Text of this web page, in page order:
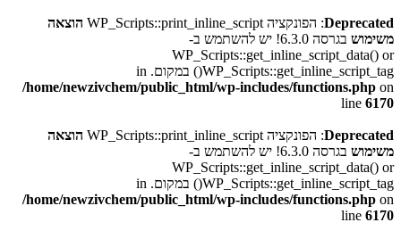
Deprecated: הפונקציה WP_Scripts::print_inline_script
הוצאה
משימוש
בגרסה 6.3.0! יש להשתמש ב-
WP_Scripts::get_inline_script_data() or
WP_Scripts::get_inline_script_tag() במקום. in
/home/newzivchem/public_html/wp-includes/functions.php on
line 6170
Deprecated: הפונקציה WP_Scripts::print_inline_script
הוצאה
משימוש
בגרסה 6.3.0! יש להשתמש ב-
WP_Scripts::get_inline_script_data() or
WP_Scripts::get_inline_script_tag() במקום. in
/home/newzivchem/public_html/wp-includes/functions.php on
line 6170